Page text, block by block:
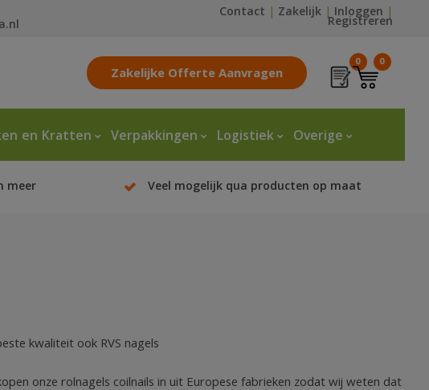
Contact | Zakelijk |Inloggen |
Registreren
Zakelijke Offerte Aanvragen
0 0
en Kratten Verpakkingen Logistiek Overige
meer Veel mogelijk qua producten op maat
kwaliteit ook RVS nagels
onze rolnagels coilnails in uit Europese fabrieken zodat wij weten dat